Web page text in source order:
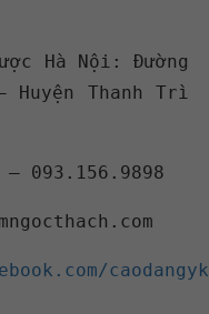
Hà Nội: Đường
Huyện Thanh Trì
093.156.9898